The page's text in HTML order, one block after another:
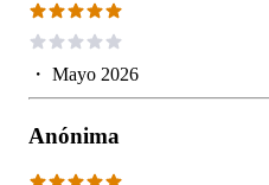
・ Mayo 2026
Anónima